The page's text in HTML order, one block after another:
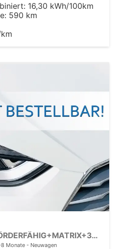
16,30 kWh/100km
590 km
Sportline 90x 4x4 FÖRDERFÄHIG+MATRIX+360KAM+NAVI+KESSY+pACC+eHK+20" ALU
Monate Neuwagen